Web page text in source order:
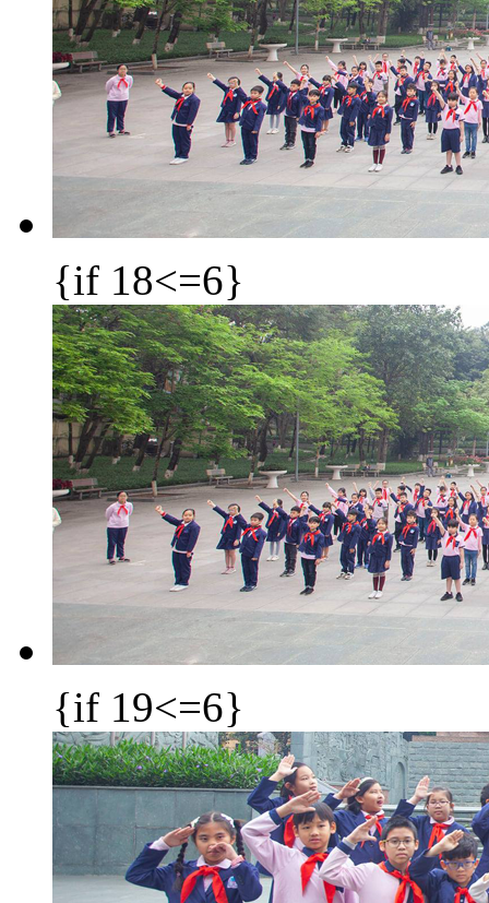
{if 18<=6}
{if 19<=6}